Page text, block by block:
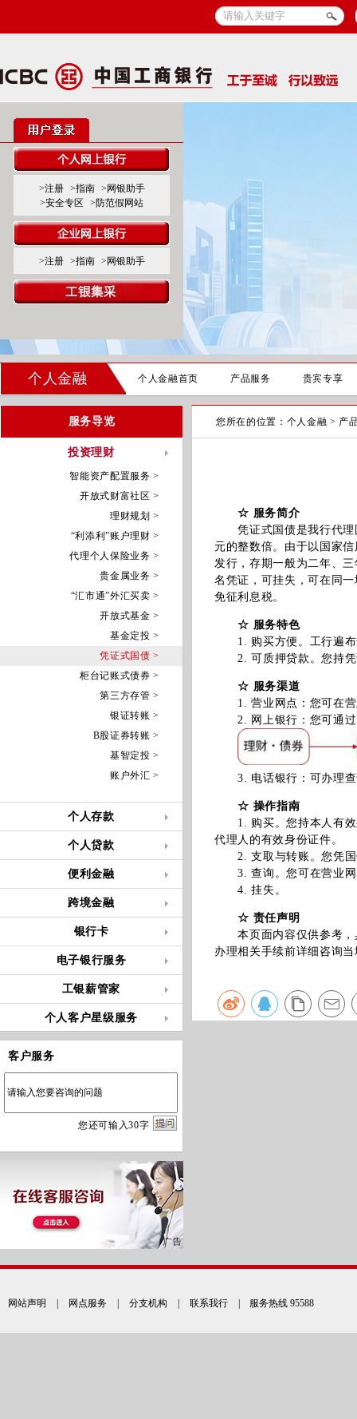
>注册 >指南
>网银助手
>安全专区
>防范假网站
>注册 >指南 >网银助手
个人金融 个人金融首页 产品服务 贵宾专享
服务导览
投资理财
智能资产配置服务 >
开放式财富社区 >
理财规划 >
“利添利”账户理财 >
代理个人保险业务 >
贵金属业务 >
“汇市通”外汇买卖 >
开放式基金 >
基金定投 >
凭证式国债 >
柜台记账式债券 >
第三方存管 >
银证转账 >
B股证券转账 >
基智定投 >
账户外汇 >
个人存款
个人贷款
便利金融
跨境金融
银行卡
电子银行服务
工银薪管家
个人客户星级服务
客户服务
您还可输入30字
您所在的位置： 个人金融 > 产
☆ 服务简介
凭证式国债是我行代理
元的整数倍。由于以国家
发行，存期一般为二年、
名凭证，可挂失，可在同
免征利息税。
☆ 服务特色
1. 购买方便。工行遍布
2. 可质押贷款。您持凭
☆ 服务渠道
1. 营业网点：您可在营
2. 网上银行：您可通过
3. 电话银行：可办理查
☆ 操作指南
1. 购买。您持本人有效
代理人的有效身份证件。
2. 支取与转账。您凭国
3. 查询。您可在营业网
4. 挂失。
☆ 责任声明
本页面内容仅供参考，
办理相关手续前详细咨询
网站声明 网点服务 分支机构 联系我行 | 服务热线 95588